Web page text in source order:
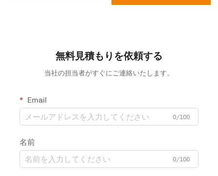
無料見積もりを依頼する
当社の担当者がすぐにご連絡いたします。
Email
0/100
名前
0/100